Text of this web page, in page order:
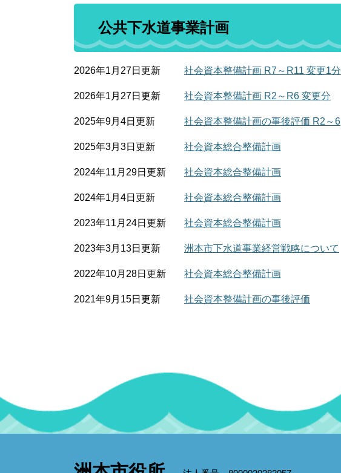
公共下水道事業計画
2026年1月27日更新 社会資本整備計画 R7～R11 変更1分
2026年1月27日更新 社会資本整備計画 R2～R6 変更分
2025年9月4日更新 社会資本整備計画の事後評価 R2～6
2025年3月3日更新 社会資本総合整備計画
2024年11月29日更新 社会資本総合整備計画
2024年1月4日更新 社会資本総合整備計画
2023年11月24日更新 社会資本総合整備計画
2023年3月13日更新 洲本市下水道事業経営戦略について
2022年10月28日更新 社会資本総合整備計画
2021年9月15日更新 社会資本整備計画の事後評価